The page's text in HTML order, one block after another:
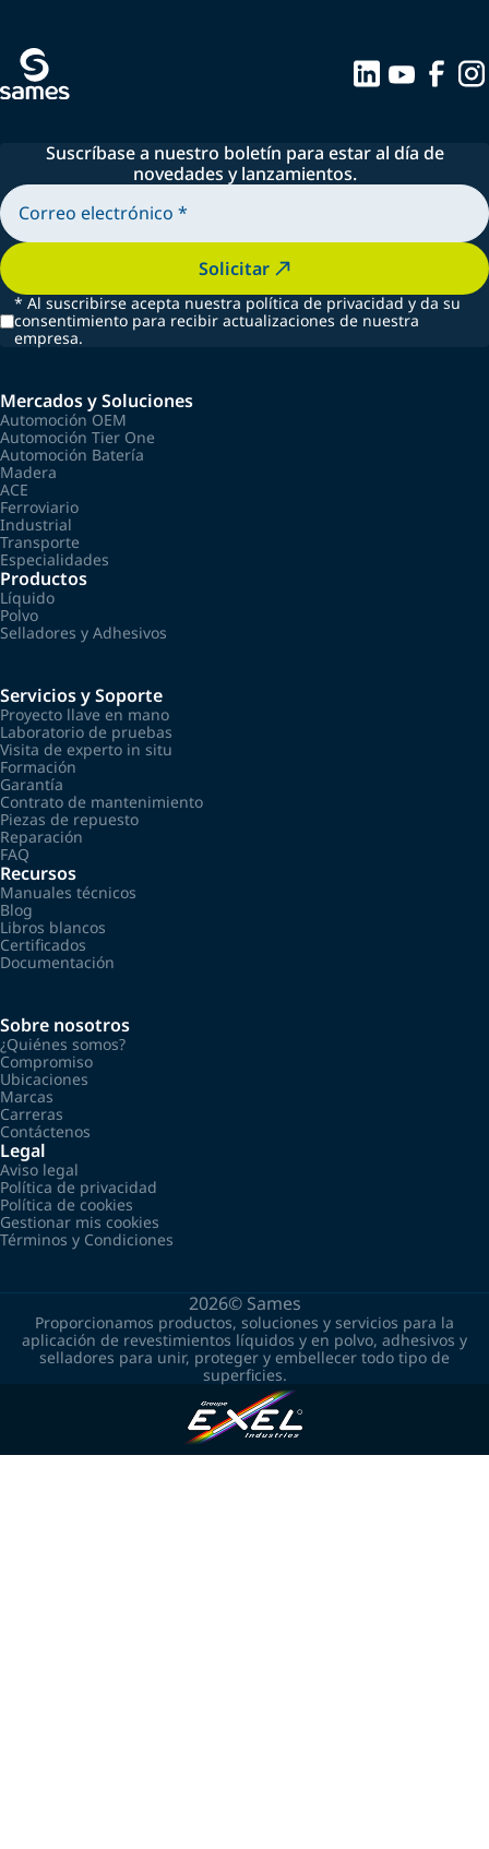
Suscríbase a nuestro boletín para estar al día de
novedades y lanzamientos.
Solicitar
* Al suscribirse acepta nuestra política de privacidad y da su
consentimiento para recibir actualizaciones de nuestra
empresa.
Mercados y Soluciones
Automoción OEM
Automoción Tier One
Automoción Batería
Madera
ACE
Ferroviario
Industrial
Transporte
Especialidades
Productos
Líquido
Polvo
Selladores y Adhesivos
Servicios y Soporte
Proyecto llave en mano
Laboratorio de pruebas
Visita de experto in situ
Formación
Garantía
Contrato de mantenimiento
Piezas de repuesto
Reparación
FAQ
Recursos
Manuales técnicos
Blog
Libros blancos
Certificados
Documentación
Sobre nosotros
¿Quiénes somos?
Compromiso
Ubicaciones
Marcas
Carreras
Contáctenos
Legal
Aviso legal
Política de privacidad
Política de cookies
Gestionar mis cookies
Términos y Condiciones
2026© Sames
Proporcionamos productos, soluciones y servicios para la
aplicación de revestimientos líquidos y en polvo, adhesivos y
selladores para unir, proteger y embellecer todo tipo de
superficies.